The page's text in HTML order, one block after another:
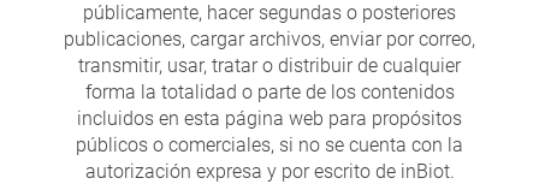
públicamente, hacer segundas o posteriores
publicaciones, cargar archivos, enviar por correo,
transmitir, usar, tratar o distribuir de cualquier
forma la totalidad o parte de los contenidos
incluidos en esta página web para propósitos
públicos o comerciales, si no se cuenta con la
autorización expresa y por escrito de inBiot.